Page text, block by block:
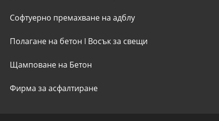
Софтуерно премахване на адблу
Полагане на бетон I Восък за свещи
Щамповане на Бетон
Фирма за асфалтиране